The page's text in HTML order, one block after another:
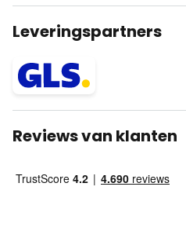
Leveringspartners
Reviews van klanten